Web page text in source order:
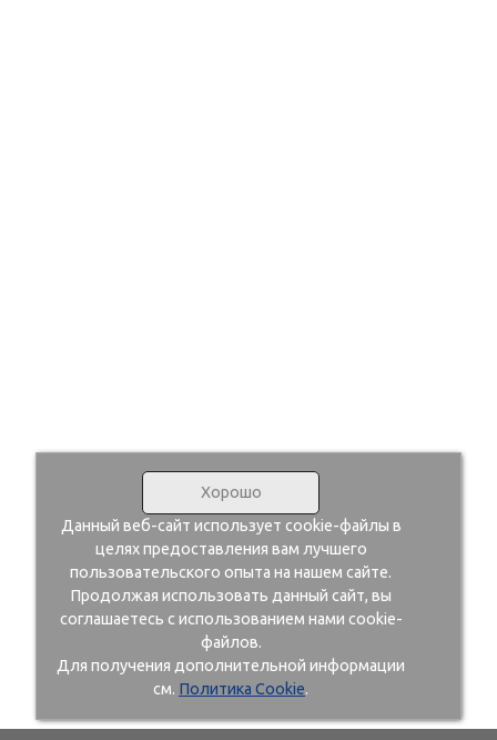
Хорошо
Данный веб-сайт использует cookie-файлы в
целях предоставления вам лучшего
пользовательского опыта на нашем сайте.
Продолжая использовать данный сайт, вы
соглашаетесь с использованием нами cookie-
файлов.
Для получения дополнительной информации
см. Политика Cookie.